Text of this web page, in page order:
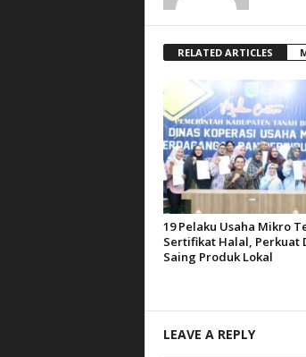
RELATED ARTICLES
19 Pelaku Usaha Mikro
Sertifikat Halal, Perkuat
Saing Produk Lokal
LEAVE A REPLY